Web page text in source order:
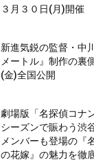
３月３０日(月)開催
新進気鋭の監督・中
メートル』制作の裏
(金)全国公開
劇場版「名探偵コナ
シーズンで賑わう渋
メンバーも登場の『
の花嫁』の魅力を徹